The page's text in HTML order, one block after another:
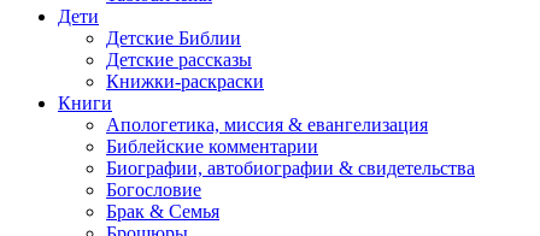
Дети
Детские Библии
Детские рассказы
Книжки-раскраски
Книги
Апологетика, миссия & евангелизация
Библейские комментарии
Биографии, автобиографии & свидетельства
Богословие
Брак & Семья